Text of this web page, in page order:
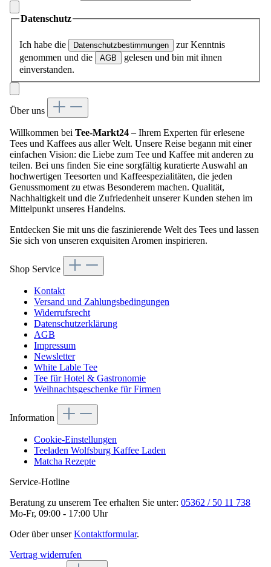
Datenschutz
Ich habe die Datenschutzbestimmungen
zur Kenntnis
genommen und die
AGB
gelesen und bin mit ihnen
einverstanden.
Über uns
Willkommen bei Tee-Markt24 – Ihrem Experten für erlesene
Tees und Kaffees aus aller Welt. Unsere Reise begann mit einer
einfachen Vision: die Liebe zum Tee und Kaffee mit anderen zu
teilen. Bei uns finden Sie eine sorgfältig kuratierte Auswahl an
hochwertigen Teesorten und Kaffeespezialitäten, die jeden
Genussmoment zu etwas Besonderem machen. Qualität,
Nachhaltigkeit und die Zufriedenheit unserer Kunden stehen im
Mittelpunkt unseres Handelns.
Entdecken Sie mit uns die faszinierende Welt des Tees und lassen
Sie sich von unseren exquisiten Aromen inspirieren.
Shop Service
Kontakt
Versand und Zahlungsbedingungen
Widerrufsrecht
Datenschutzerklärung
AGB
Impressum
Newsletter
White Lable Tee
Tee für Hotel & Gastronomie
Weihnachtsgeschenke für Firmen
Information
Cookie-Einstellungen
Teeladen Wolfsburg Kaffee Laden
Matcha Rezepte
Service-Hotline
Beratung zu unserem Tee erhalten Sie unter: 05362 / 50 11 738
Mo-Fr, 09:00 - 17:00 Uhr
Oder über unserKontaktformular.
Vertrag widerrufen